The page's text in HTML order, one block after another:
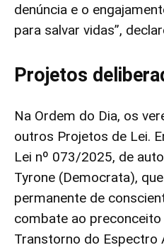
denúncia e o
para salvar vidas”,
Projetos
Na Ordem do Dia, os
outros Projetos de Lei.
Lei nº 073/2025, de
Tyrone (Democrata),
permanente de
combate ao
Transtorno do Espectro